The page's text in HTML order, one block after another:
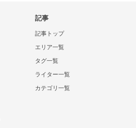
記事
記事トップ
エリア一覧
タグ一覧
ライター一覧
カテゴリ一覧